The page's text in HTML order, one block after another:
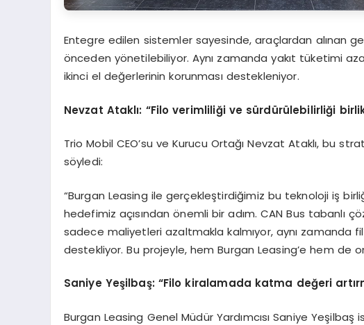
Entegre edilen sistemler sayesinde, araçlardan alınan
önceden yönetilebiliyor. Aynı zamanda yakıt tüketimi
ikinci el değerlerinin korunması destekleniyor.
Nevzat Ataklı: “Filo verimliliği ve sürdürülebilirliği
Trio Mobil CEO’su ve Kurucu Ortağı Nevzat Ataklı, bu
söyledi:
“Burgan Leasing ile gerçekleştirdiğimiz bu teknoloji iş
hedefimiz açısından önemli bir adım. CAN Bus tabanlı
sadece maliyetleri azaltmakla kalmıyor, aynı zamanda
destekliyor. Bu projeyle, hem Burgan Leasing’e hem de
Saniye Yeşilbaş: “Filo kiralamada katma değeri
Burgan Leasing Genel Müdür Yardımcısı Saniye